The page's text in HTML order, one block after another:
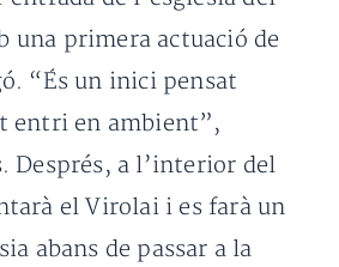
una primera actuació de
“És un inici pensat
entri en ambient”,
Després, a l’interior del
el Virolai i es farà un
abans de passar a la